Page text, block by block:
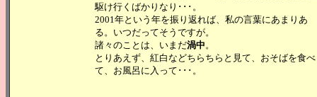
駆け行くばかりなり･･･。
2001年という年を振り返れば、私の言葉にあまりあ
る。いつだってそうですが。
諸々のことは、いまだ渦中。
とりあえず、紅白などちらちらと見て、おそばを食べ
て、お風呂に入って･･･。